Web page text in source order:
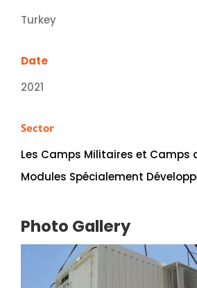
Turkey
Date
2021
Sector
Les Camps Militaires et Camps
Modules Spécialement
Photo Gallery